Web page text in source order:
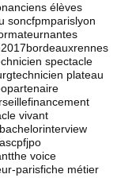
anciens élèves
soncfpmparislyon
nantes
2017bordeauxrennes
spectacle
technicien plateau
partenaire
financement
vivant
bachelorinterview
cpfjpo
the voice
parisfiche métier